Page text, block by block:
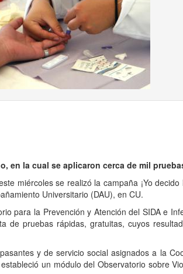
en la cual se aplicaron cerca de mil
miércoles se realizó la campaña ¡Yo
Universitario (DAU), en CU.
la Prevención y Atención del SIDA e
de pruebas rápidas, gratuitas, cuyos
y de servicio social asignados a la
un módulo del Observatorio sobre